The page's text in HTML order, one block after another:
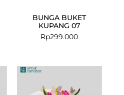
BUNGA BUKET
KUPANG 07
Rp299.000